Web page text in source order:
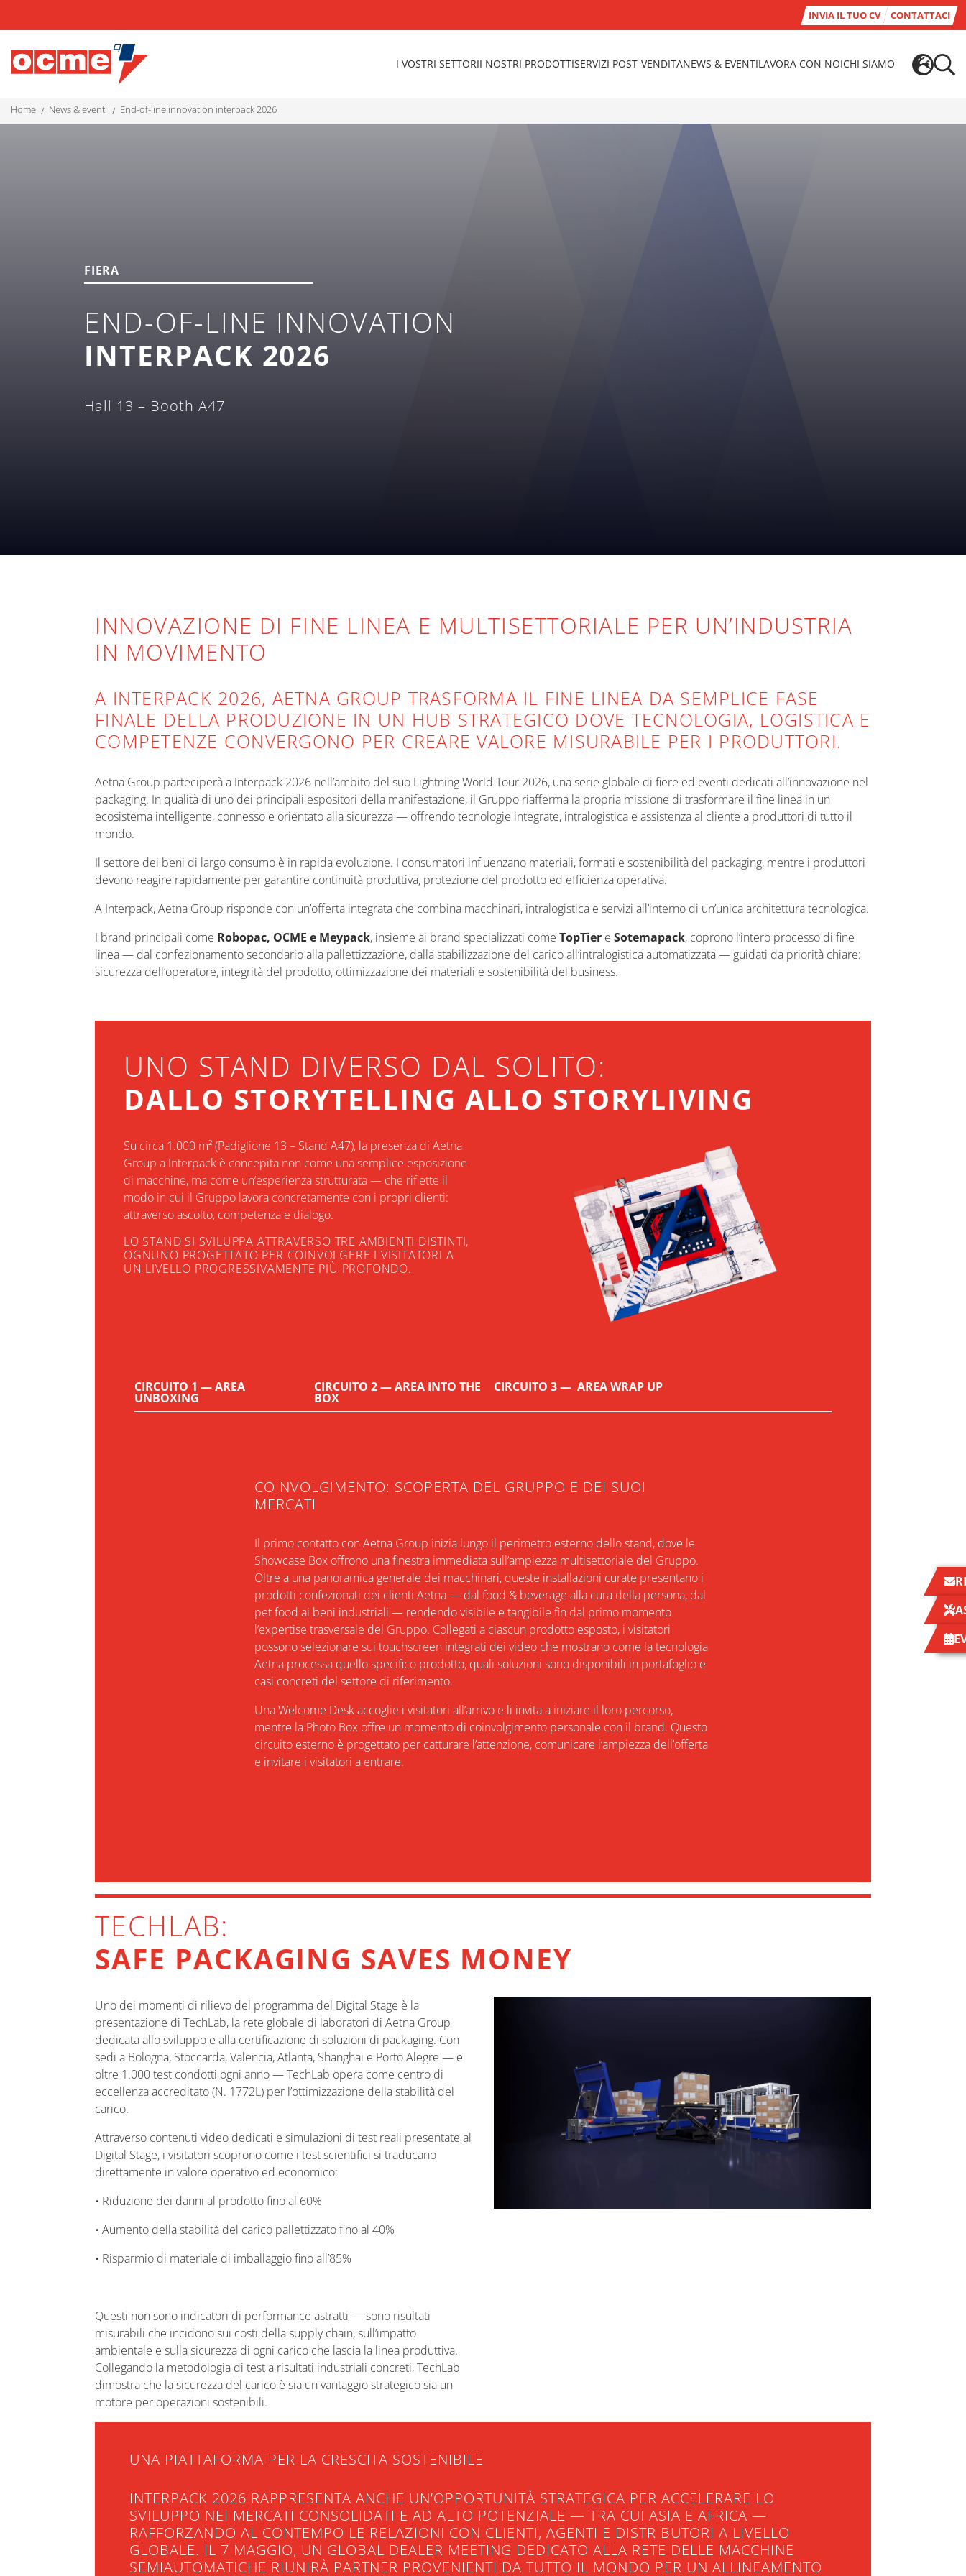
INVIA IL TUO CV CONTATTACI
I VOSTRI SETTORII NOSTRI PRODOTTISERVIZI POST-VENDITANEWS & EVENTILAVORA CON NOICHI SIAMO
home news & eventi end-of-line innovation interpack 2026
FIERA
END-OF-LINE INNOVATION
INTERPACK 2026
Hall 13 – Booth A47
INNOVAZIONE DI FINE LINEA E MULTISETTORIALE PER UN’INDUSTRIA
IN MOVIMENTO
A INTERPACK 2026, AETNA GROUP TRASFORMA IL FINE LINEA DA SEMPLICE FASE
FINALE DELLA PRODUZIONE IN UN HUB STRATEGICO DOVE TECNOLOGIA, LOGISTICA E
COMPETENZE CONVERGONO PER CREARE VALORE MISURABILE PER I PRODUTTORI.
Aetna Group parteciperà a Interpack 2026 nell’ambito del suo Lightning World Tour 2026, una serie globale di fiere ed eventi dedicati all’innovazione nel
packaging. In qualità di uno dei principali espositori della manifestazione, il Gruppo riafferma la propria missione di trasformare il fine linea in un
ecosistema intelligente, connesso e orientato alla sicurezza — offrendo tecnologie integrate, intralogistica e assistenza al cliente a produttori di tutto il
mondo.
Il settore dei beni di largo consumo è in rapida evoluzione. I consumatori influenzano materiali, formati e sostenibilità del packaging, mentre i produttori
devono reagire rapidamente per garantire continuità produttiva, protezione del prodotto ed efficienza operativa.
A Interpack, Aetna Group risponde con un’offerta integrata che combina macchinari, intralogistica e servizi all’interno di un’unica architettura tecnologica.
I brand principali come Robopac, OCME e Meypack, insieme ai brand specializzati come TopTier e Sotemapack, coprono l’intero processo di fine
linea — dal confezionamento secondario alla pallettizzazione, dalla stabilizzazione del carico all’intralogistica automatizzata — guidati da priorità chiare:
sicurezza dell’operatore, integrità del prodotto, ottimizzazione dei materiali e sostenibilità del business.
UNO STAND DIVERSO DAL SOLITO:
DALLO STORYTELLING ALLO STORYLIVING
Su circa 1.000 m² (Padiglione 13 – Stand A47), la presenza di Aetna
Group a Interpack è concepita non come una semplice esposizione
di macchine, ma come un’esperienza strutturata — che riflette il
modo in cui il Gruppo lavora concretamente con i propri clienti:
attraverso ascolto, competenza e dialogo.
LO STAND SI SVILUPPA ATTRAVERSO TRE AMBIENTI DISTINTI,
OGNUNO PROGETTATO PER COINVOLGERE I VISITATORI A
UN LIVELLO PROGRESSIVAMENTE PIÙ PROFONDO.
CIRCUITO 1 — AREA
UNBOXING
CIRCUITO 2 — AREA INTO THE
BOX
CIRCUITO 3 — AREA WRAP UP
COINVOLGIMENTO: SCOPERTA DEL GRUPPO E DEI SUOI
MERCATI
Il primo contatto con Aetna Group inizia lungo il perimetro esterno dello stand, dove le
Showcase Box offrono una finestra immediata sull’ampiezza multisettoriale del Gruppo.
Oltre a una panoramica generale dei macchinari, queste installazioni curate presentano i
prodotti confezionati dei clienti Aetna — dal food & beverage alla cura della persona, dal
pet food ai beni industriali — rendendo visibile e tangibile fin dal primo momento
l’expertise trasversale del Gruppo. Collegati a ciascun prodotto esposto, i visitatori
possono selezionare sui touchscreen integrati dei video che mostrano come la tecnologia
Aetna processa quello specifico prodotto, quali soluzioni sono disponibili in portafoglio e
casi concreti del settore di riferimento.
Una Welcome Desk accoglie i visitatori all’arrivo e li invita a iniziare il loro percorso,
mentre la Photo Box offre un momento di coinvolgimento personale con il brand. Questo
circuito esterno è progettato per catturare l’attenzione, comunicare l’ampiezza dell’offerta
e invitare i visitatori a entrare.
TECHLAB:
SAFE PACKAGING SAVES MONEY
Uno dei momenti di rilievo del programma del Digital Stage è la
presentazione di TechLab, la rete globale di laboratori di Aetna Group
dedicata allo sviluppo e alla certificazione di soluzioni di packaging. Con
sedi a Bologna, Stoccarda, Valencia, Atlanta, Shanghai e Porto Alegre — e
oltre 1.000 test condotti ogni anno — TechLab opera come centro di
eccellenza accreditato (N. 1772L) per l’ottimizzazione della stabilità del
carico.
Attraverso contenuti video dedicati e simulazioni di test reali presentate al
Digital Stage, i visitatori scoprono come i test scientifici si traducano
direttamente in valore operativo ed economico:
• Riduzione dei danni al prodotto fino al 60%
• Aumento della stabilità del carico pallettizzato fino al 40%
• Risparmio di materiale di imballaggio fino all’85%
Questi non sono indicatori di performance astratti — sono risultati
misurabili che incidono sui costi della supply chain, sull’impatto
ambientale e sulla sicurezza di ogni carico che lascia la linea produttiva.
Collegando la metodologia di test a risultati industriali concreti, TechLab
dimostra che la sicurezza del carico è sia un vantaggio strategico sia un
motore per operazioni sostenibili.
UNA PIATTAFORMA PER LA CRESCITA SOSTENIBILE
INTERPACK 2026 RAPPRESENTA ANCHE UN’OPPORTUNITÀ STRATEGICA PER ACCELERARE LO
SVILUPPO NEI MERCATI CONSOLIDATI E AD ALTO POTENZIALE — TRA CUI ASIA E AFRICA —
RAFFORZANDO AL CONTEMPO LE RELAZIONI CON CLIENTI, AGENTI E DISTRIBUTORI A LIVELLO
GLOBALE. IL 7 MAGGIO, UN GLOBAL DEALER MEETING DEDICATO ALLA RETE DELLE MACCHINE
SEMIAUTOMATICHE RIUNIRÀ PARTNER PROVENIENTI DA TUTTO IL MONDO PER UN ALLINEAMENTO